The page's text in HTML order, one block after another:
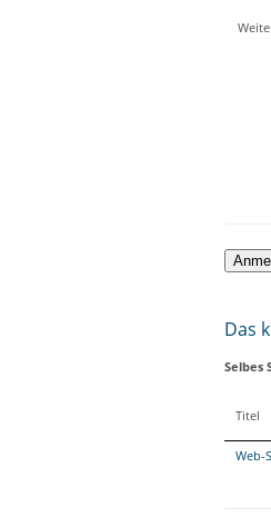
Das
Selbes
Titel
Web-